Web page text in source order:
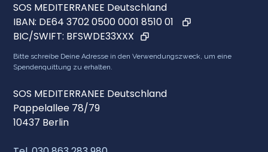
SOS MEDITERRANEE Deutschland
IBAN: DE64 3702 0500 0001 8510 01
BIC/SWIFT: BFSWDE33XXX
Bitte schreibe Deine Adresse in den Verwendungszweck, um eine
Spendenquittung zu erhalten.
SOS MEDITERRANEE Deutschland
Pappelallee 78/79
10437 Berlin